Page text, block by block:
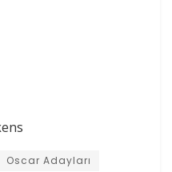
Oscar Adayları